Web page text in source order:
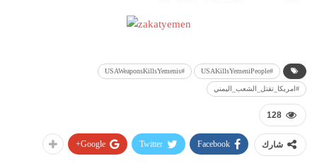
#USAKillsYemeniPeople
#USAWeaponsKillsYemenis
#امريكا_تقتل_الشعب_اليمني
128
شارك Facebook
Twitter
Google+